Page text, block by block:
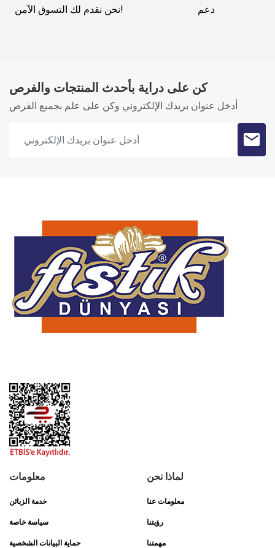
نحن نقدم لك التسوق الآمن! دعم
كن على دراية بأحدث المنتجات والفرص
أدخل عنوان بريدك الإلكتروني وكن على علم بجميع الفرص
معلومات
خدمة الزبائن
سياسة خاصة
حماية البيانات الشخصية
لماذا نحن
معلومات عنا
رؤيتنا
مهمتنا